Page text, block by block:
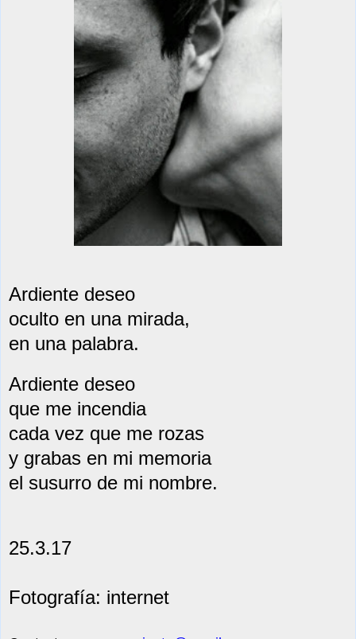
Ardiente deseo
oculto en una mirada,
en una palabra.
Ardiente deseo
que me incendia
cada vez que me rozas
y grabas en mi memoria
el susurro de mi nombre.
25.3.17
Fotografía: internet